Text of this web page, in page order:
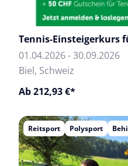
Tennis-Einsteigerkurs
01.04.2026 - 30.09.2026
Biel, Schweiz
Ab 212,93 €*
Reitsport Polysport